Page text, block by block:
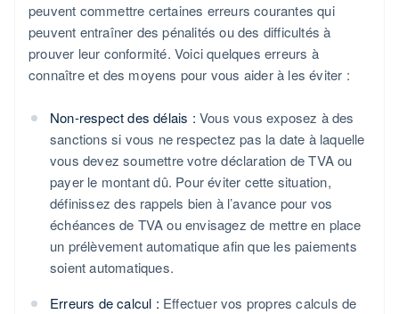
peuvent commettre certaines erreurs courantes qui
peuvent entraîner des pénalités ou des difficultés à
prouver leur conformité. Voici quelques erreurs à
connaître et des moyens pour vous aider à les éviter :
Non-respect des délais : Vous vous exposez à des
sanctions si vous ne respectez pas la date à laquelle
vous devez soumettre votre déclaration de TVA ou
payer le montant dû. Pour éviter cette situation,
définissez des rappels bien à l’avance pour vos
échéances de TVA ou envisagez de mettre en place
un prélèvement automatique afin que les paiements
soient automatiques.
Erreurs de calcul : Effectuer vos propres calculs de